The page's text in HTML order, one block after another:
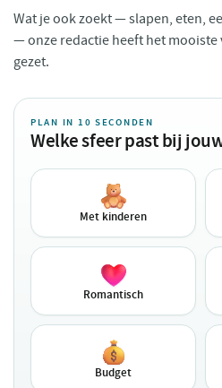
Wat je ook zoekt — slapen, eten,
— onze redactie heeft het mooiste
gezet.
PLAN IN 10 SECONDEN
Welke sfeer past bij
Met kinderen
Romantisch
Budget